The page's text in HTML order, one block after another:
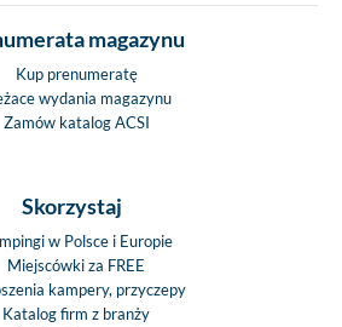
magazynu
Kup prenumeratę
wydania magazynu
Zamów katalog ACSI
Skorzystaj
w Polsce i Europie
Miejscówki za FREE
kampery, przyczepy
Katalog firm z branży